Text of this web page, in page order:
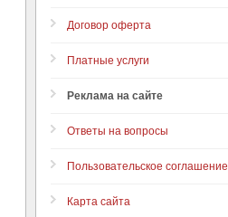
Договор оферта
Платные услуги
Реклама на сайте
Ответы на вопросы
Пользовательское соглашение
Карта сайта